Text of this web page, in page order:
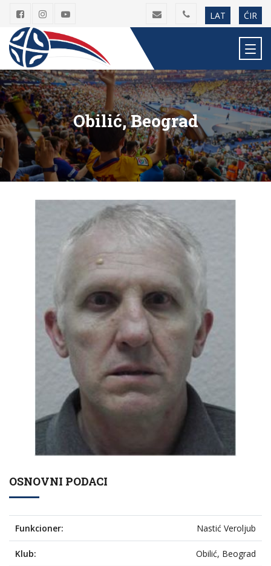
LAT ĆIR
Obilić, Beograd
OSNOVNI PODACI
Funkcioner: Nastić Veroljub
Klub: Obilić, Beograd